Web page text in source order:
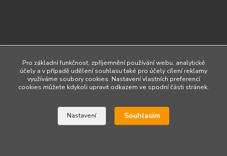
Pro základní funkčnost, zpříjemnění používání webu, analytické
účely a v případě udělení souhlasu také pro účely cílení reklamy
využíváme soubory cookies. Nastavení vlastních preferencí
cookies můžete kdykoli upravit odkazem ve spodní části stránek.
Nastavení Souhlasím